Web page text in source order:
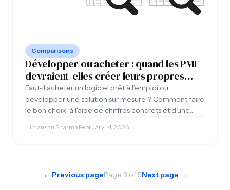
Comparisons
Développer ou acheter : quand les PME
devraient-elles créer leurs propres
outils internes sur mesure ?
Faut-il acheter un logiciel prêt à l'emploi ou
développer une solution sur mesure ? Comment faire
le bon choix, à l'aide de chiffres concrets et d'une
comptant 5 millions d'utilisateurs.
Himanshu Sharma·February 14, 2026
← Previous pagePage 3 of 5Next page →